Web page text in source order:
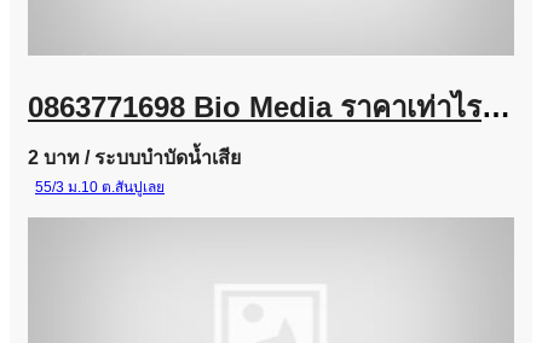
0863771698 Bio Media ราคาเท่าไร? จำหน่ายจากโรงงานผู้ผลิต
2 บาท / ระบบบำบัดน้ำเสีย
55/3 ม.10 ต.สันปูเลย